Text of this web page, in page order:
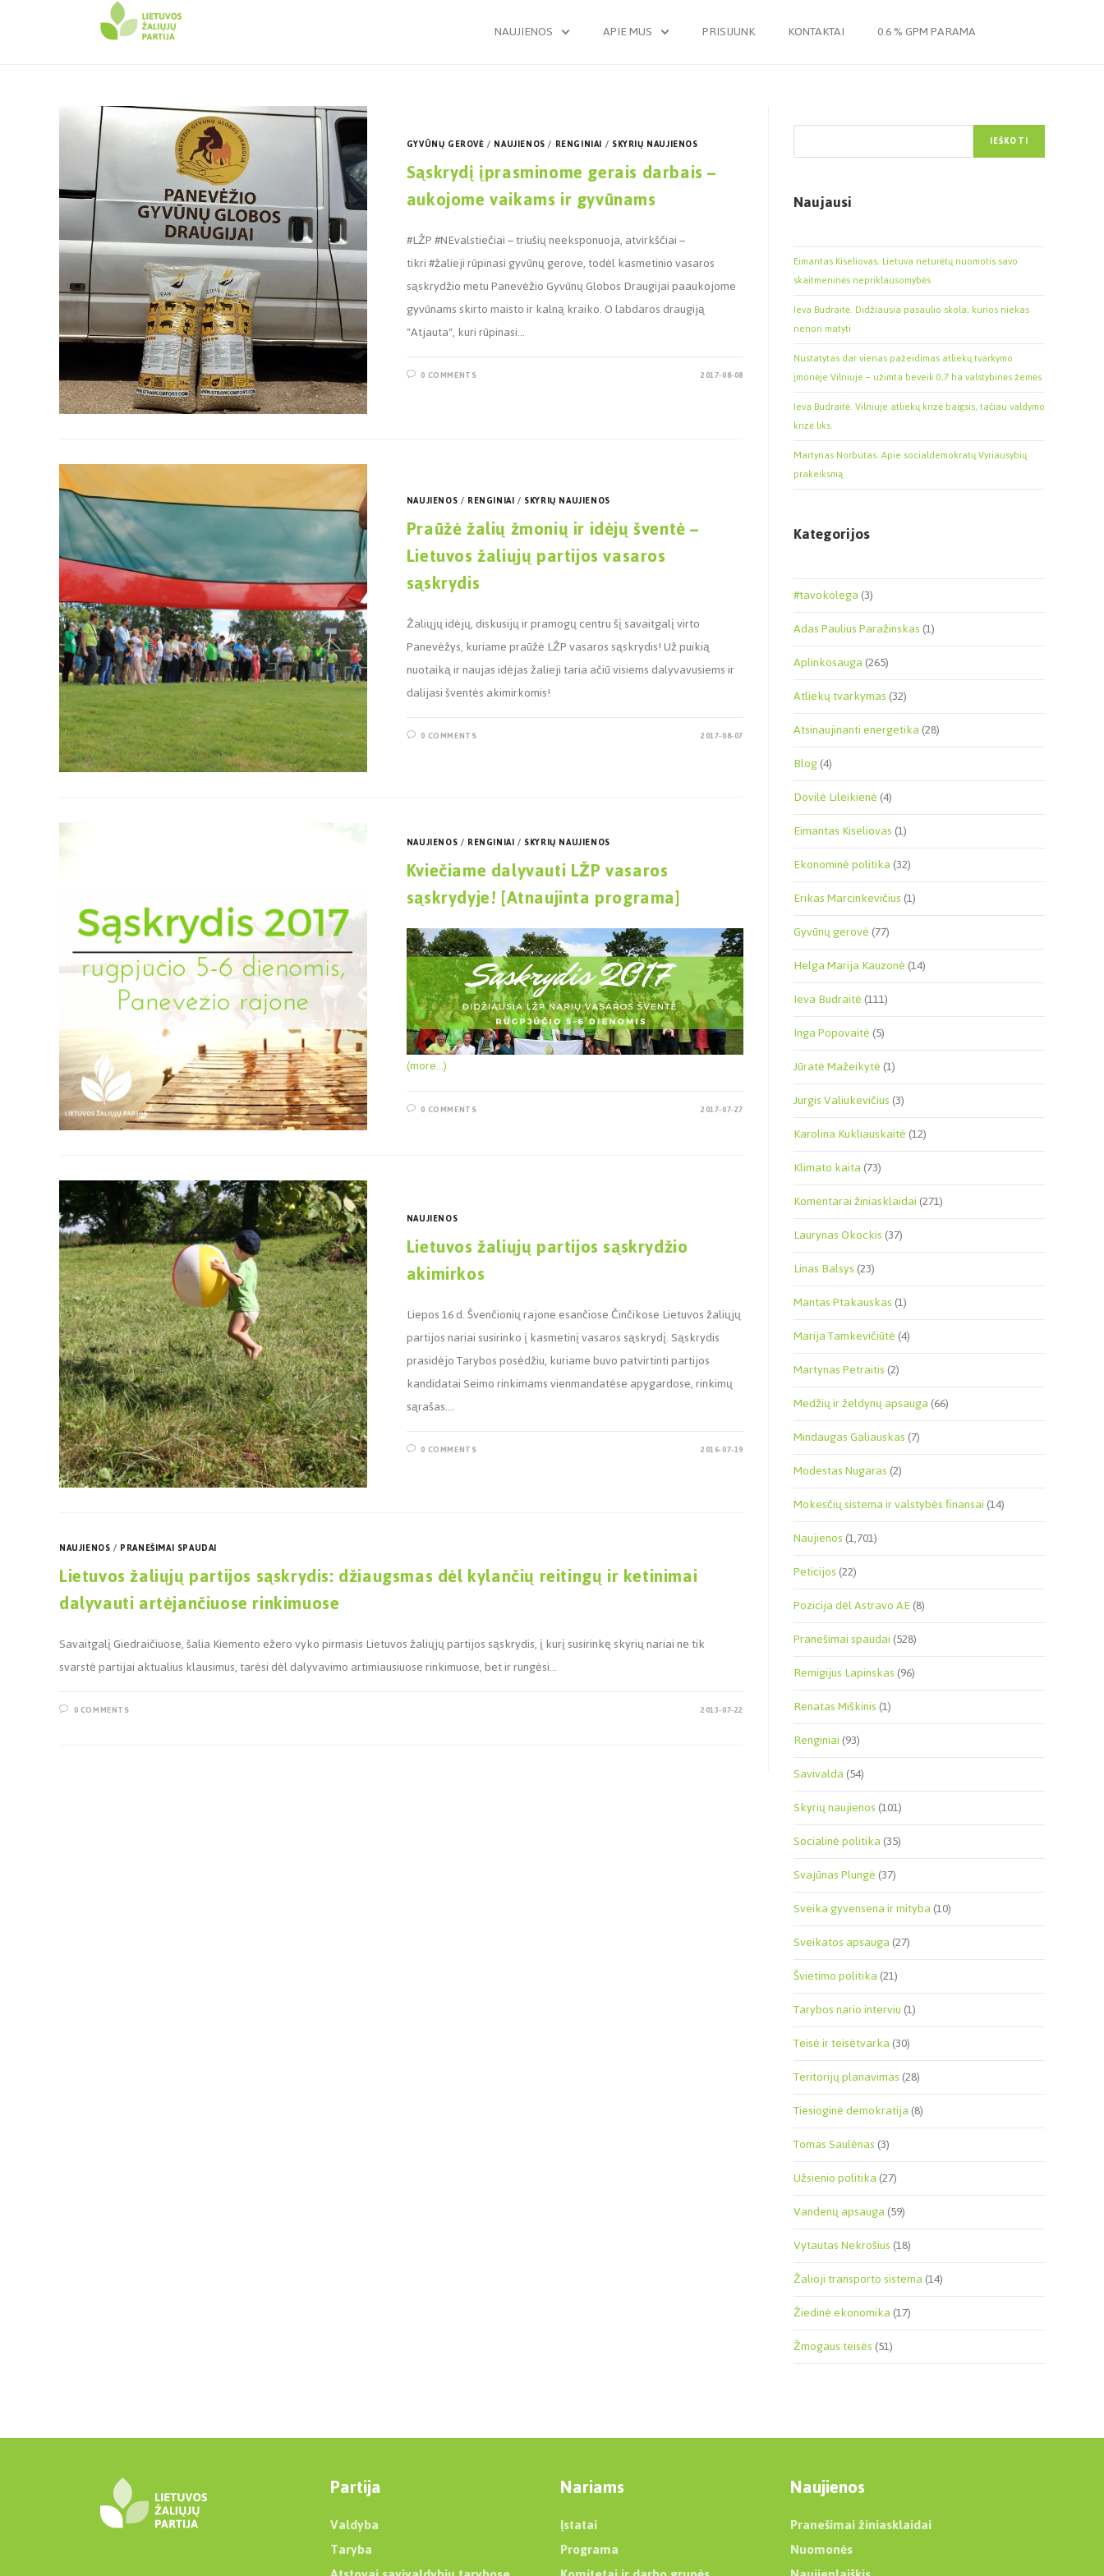
NAUJIENOS APIE MUS PRISIJUNK KONTAKTAI 0.6 % GPM PARAMA
GYVŪNŲ GEROVĖ/ NAUJIENOS/ RENGINIAI/ SKYRIŲ NAUJIENOS
Sąskrydį įprasminome gerais darbais –
aukojome vaikams ir gyvūnams
#LŽP #NEvalstiečiai – triušių neeksponuoja, atvirkščiai –
tikri #žalieji rūpinasi gyvūnų gerove, todėl kasmetinio vasaros
sąskrydžio metu Panevėžio Gyvūnų Globos Draugijai paaukojome
gyvūnams skirto maisto ir kalną kraiko. O labdaros draugiją
"Atjauta", kuri rūpinasi…
0 COMMENTS 2017-08-08
NAUJIENOS/ RENGINIAI/ SKYRIŲ NAUJIENOS
Praūžė žalių žmonių ir idėjų šventė –
Lietuvos žaliųjų partijos vasaros
sąskrydis
Žaliųjų idėjų, diskusijų ir pramogų centru šį savaitgalį virto
Panevėžys, kuriame praūžė LŽP vasaros sąskrydis! Už puikią
nuotaiką ir naujas idėjas žalieji taria ačiū visiems dalyvavusiems ir
dalijasi šventės akimirkomis!
0 COMMENTS 2017-08-07
NAUJIENOS/ RENGINIAI/ SKYRIŲ NAUJIENOS
Kviečiame dalyvauti LŽP vasaros
sąskrydyje! [Atnaujinta programa]
(more…)
0 COMMENTS 2017-07-27
NAUJIENOS
Lietuvos žaliųjų partijos sąskrydžio
akimirkos
Liepos 16 d. Švenčionių rajone esančiose Činčikose Lietuvos žaliųjų
partijos nariai susirinko į kasmetinį vasaros sąskrydį. Sąskrydis
prasidėjo Tarybos posėdžiu, kuriame buvo patvirtinti partijos
kandidatai Seimo rinkimams vienmandatėse apygardose, rinkimų
sąrašas.…
0 COMMENTS 2016-07-19
NAUJIENOS/ PRANEŠIMAI SPAUDAI
Lietuvos žaliųjų partijos sąskrydis: džiaugsmas dėl kylančių reitingų ir ketinimai
dalyvauti artėjančiuose rinkimuose
Savaitgalį Giedraičiuose, šalia Kiemento ežero vyko pirmasis Lietuvos žaliųjų partijos sąskrydis, į kurį susirinkę skyrių nariai ne tik
svarstė partijai aktualius klausimus, tarėsi dėl dalyvavimo artimiausiuose rinkimuose, bet ir rungėsi…
0 COMMENTS 2013-07-22
IEŠKOTI
Naujausi
Eimantas Kiseliovas. Lietuva neturėtų nuomotis savo
skaitmeninės nepriklausomybės
Ieva Budraitė. Didžiausia pasaulio skola, kurios niekas
nenori matyti
Nustatytas dar vienas pažeidimas atliekų tvarkymo
įmonėje Vilniuje – užimta beveik 0,7 ha valstybinės žemės
Ieva Budraitė. Vilniuje atliekų krizė baigsis, tačiau valdymo
krizė liks.
Martynas Norbutas. Apie socialdemokratų Vyriausybių
prakeiksmą
Kategorijos
#tavokolega(3)
Adas Paulius Paražinskas(1)
Aplinkosauga(265)
Atliekų tvarkymas(32)
Atsinaujinanti energetika(28)
Blog(4)
Dovilė Lileikienė(4)
Eimantas Kiseliovas(1)
Ekonominė politika(32)
Erikas Marcinkevičius(1)
Gyvūnų gerovė(77)
Helga Marija Kauzonė(14)
Ieva Budraitė(111)
Inga Popovaitė(5)
Jūratė Mažeikytė(1)
Jurgis Valiukevičius(3)
Karolina Kukliauskaitė(12)
Klimato kaita(73)
Komentarai žiniasklaidai(271)
Laurynas Okockis(37)
Linas Balsys(23)
Mantas Ptakauskas(1)
Marija Tamkevičiūtė(4)
Martynas Petraitis(2)
Medžių ir želdynų apsauga(66)
Mindaugas Galiauskas(7)
Modestas Nugaras(2)
Mokesčių sistema ir valstybės finansai(14)
Naujienos(1,701)
Peticijos(22)
Pozicija dėl Astravo AE(8)
Pranešimai spaudai(528)
Remigijus Lapinskas(96)
Renatas Miškinis(1)
Renginiai(93)
Savivalda(54)
Skyrių naujienos(101)
Socialinė politika(35)
Svajūnas Plungė(37)
Sveika gyvensena ir mityba(10)
Sveikatos apsauga(27)
Švietimo politika(21)
Tarybos nario interviu(1)
Teisė ir teisėtvarka(30)
Teritorijų planavimas(28)
Tiesioginė demokratija(8)
Tomas Saulėnas(3)
Užsienio politika(27)
Vandenų apsauga(59)
Vytautas Nekrošius(18)
Žalioji transporto sistema(14)
Žiedinė ekonomika(17)
Žmogaus teisės(51)
Partija
Valdyba
Taryba
Nariams
Įstatai
Programa
Naujienos
Pranešimai žiniasklaidai
Nuomonės